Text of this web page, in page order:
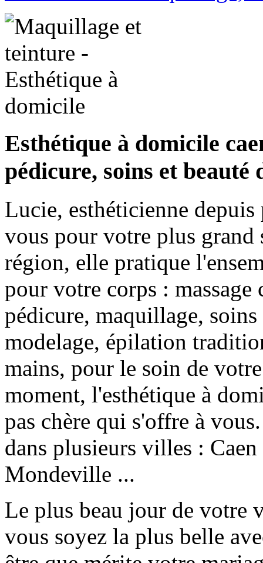
Esthétique à domicile
pédicure, soins et
Lucie, esthéticienne
vous pour votre plus grand
région, elle pratique
pour votre corps :
pédicure, maquillage,
modelage, épilation
mains, pour le soin de
moment, l'esthétique à
pas chère qui s'offre à
dans plusieurs villes :
Mondeville ...
Le plus beau jour de votre
vous soyez la plus belle